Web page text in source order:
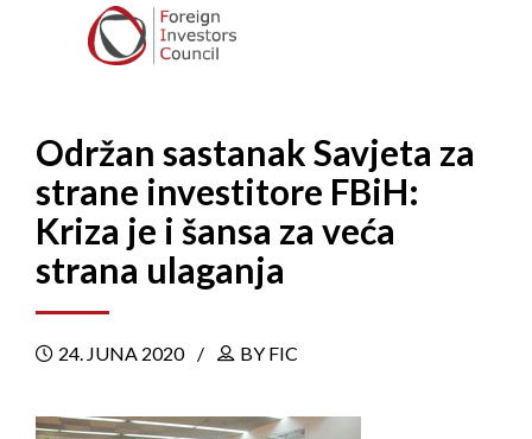
Održan sastanak Savjeta za
strane investitore FBiH:
Kriza je i šansa za veća
strana ulaganja
24. JUNA 2020 BY FIC